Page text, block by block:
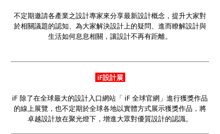
不定期邀請各產業之設計專家來分享最新設計概念，提升大家對
於相關議題的認知、為大家解決設計上的疑問、進而瞭解設計與
生活如何息息相關，讓設計不再有距離。
iF設計展
iF 除了在全球最大的設計入口網站「 iF 全球官網」進行獲獎作品
的線上展覽，也不定期於全球各地以實體方式展示獲獎作品，將
卓越設計放在聚光燈下，增進大眾對優質設計的認識。